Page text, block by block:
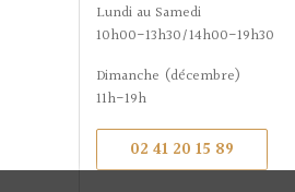
Lundi au Samedi
10h00-13h30/14h00-19h30
Dimanche (décembre)
11h-19h
02 41 20 15 89